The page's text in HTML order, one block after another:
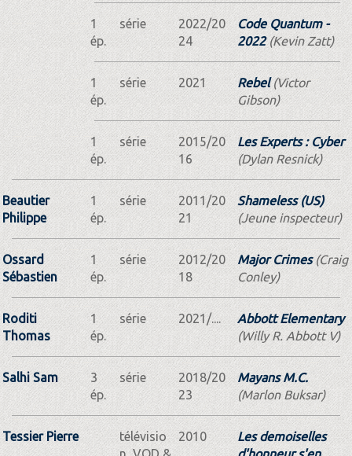
1
ép.
série
2022/20
24
Code Quantum -
2022(Kevin Zatt)
1
ép.
série 2021 Rebel(Victor
Gibson)
1
ép.
série
2015/20
16
Les Experts : Cyber
(Dylan Resnick)
Beautier
Philippe
1
ép.
série
2011/20
21
Shameless (US)
(Jeune inspecteur)
Ossard
Sébastien
1
ép.
série
2012/20
18
Major Crimes(Craig
Conley)
Roditi
Thomas
1
ép.
série 2021/....
Abbott Elementary
(Willy R. Abbott V)
Salhi Sam
3
ép.
série
2018/20
23
Mayans M.C.
(Marlon Buksar)
Tessier Pierre
télévisio
2010
Les demoiselles